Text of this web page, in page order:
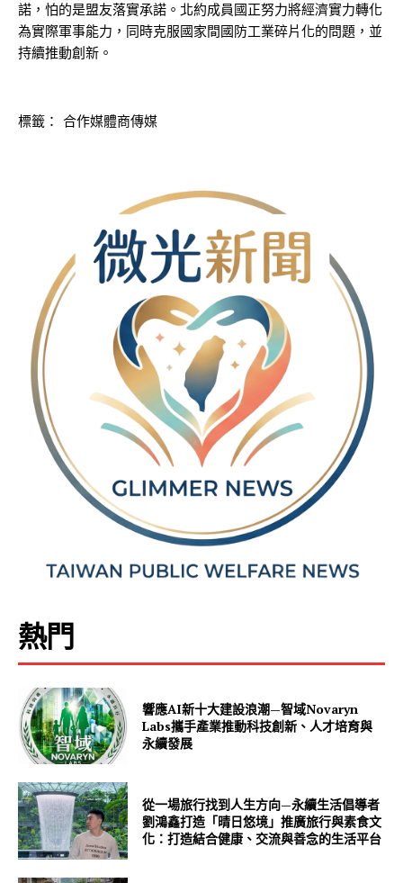
諾，怕的是盟友落實承諾。北約成員國正努力將經濟實力轉化
為實際軍事能力，同時克服國家間國防工業碎片化的問題，並
持續推動創新。
標籤： 合作媒體商傳媒
熱門
響應AI新十大建設浪潮—智域Novaryn
Labs攜手產業推動科技創新、人才培育與
永續發展
從一場旅行找到人生方向—永續生活倡導者
劉鴻鑫打造「晴日悠境」推廣旅行與素食文
化：打造結合健康、交流與善念的生活平台